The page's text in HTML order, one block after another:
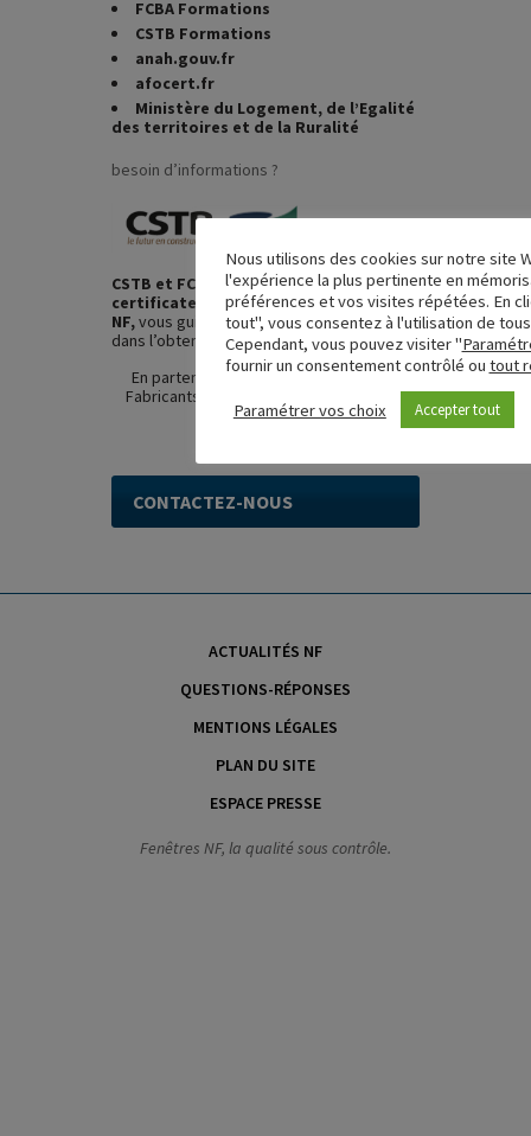
FCBA Formations
CSTB Formations
anah.gouv.fr
afocert.fr
Ministère du Logement, de l’Egalité
des territoires et de la Ruralité
besoin d’informations ?
CSTB et FCBA , organismes
certificateurs de la marque Fenêtres
NF,vous guident et vous accompagnent
dans l’obtention d’une certification qualité.
En partenariat avec l’UFME(Union des
Fabricants de Menuiseries Extérieures).
CONTACTEZ-NOUS
ACTUALITÉS NF
QUESTIONS-RÉPONSES
MENTIONS LÉGALES
PLAN DU SITE
ESPACE PRESSE
Fenêtres NF, la qualité sous contrôle.
Nous utilisons des cookies sur notre site
l'expérience la plus pertinente en
préférences et vos visites répétées. En
tout", vous consentez à l'utilisation de
Cependant, vous pouvez visiter "
fournir un consentement contrôlé ou tout
Paramétrer vos choix Accepter tout